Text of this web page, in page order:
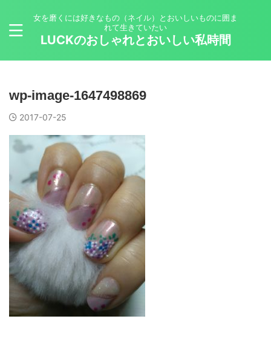
女を磨くには好きなもの（ネイル）とおいしいものに囲ま
れて生きていたい
LUCKのおしゃれとおいしい私時間
wp-image-1647498869
2017-07-25